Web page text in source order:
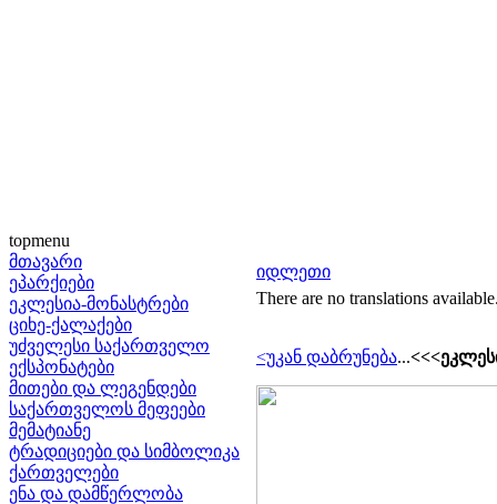
topmenu
მთავარი
ეპარქიები
ეკლესია-მონასტრები
ციხე-ქალაქები
უძველესი საქართველო
ექსპონატები
მითები და ლეგენდები
საქართველოს მეფეები
მემატიანე
ტრადიციები და სიმბოლიკა
ქართველები
ენა და დამწერლობა
იდლეთი
There are no translations
<უკან დაბრუნება...